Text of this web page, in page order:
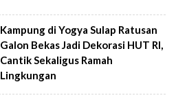
Kampung di Yogya Sulap Ratusan
Galon Bekas Jadi Dekorasi HUT RI,
Cantik Sekaligus Ramah
Lingkungan